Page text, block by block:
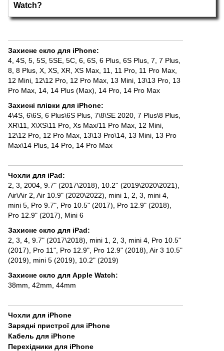
Watch?
Захисне скло для iPhone:
4, 4S 5, 5S, 5SE, 5С 6, 6S 6 Plus, 6S Plus 7 7 Plus
8 8 Plus X, XS XR XS Max 11 11 Pro 11 Pro Max
12 Mini 12\12 Pro 12 Pro Max 13 Mini 13\13 Pro 13
Pro Max 14 14 Plus (Max) 14 Pro 14 Pro Max
Захисні плівки для iPhone:
4\4S 6\6S 6 Plus\6S Plus 7\8\SE 2020 7 Plus\8 Plus
XR\11
X\XS\11 Pro Xs Max/11 Pro Max 12 Mini
12\12 Pro 12 Pro Max 13\13 Pro\14 13 Mini 13 Pro
Max\14 Plus 14 Pro 14 Pro Max
Чохли для iPad:
2, 3, 2004 9.7" (2017\2018) 10.2'' (2019\2020\2021)
Air\Air 2 Air 10.9" (2020\2022) mini 1, 2, 3 mini 4
mini 5 Pro 9.7" Pro 10.5" (2017) Pro 12.9" (2018)
Pro 12.9" (2017)
Mini 6
Захисне скло для iPad:
2, 3, 4 9.7" (2017\2018) mini 1, 2, 3 mini 4 Pro 10.5"
(2017)
Pro 11" Pro 12.9" Pro 12.9" (2018) Air 3 10.5"
(2019)
mini 5 (2019)
10.2" (2019)
Захисне скло для Apple Watch:
38mm 42mm 44mm
Чохли для iPhone
Зарядні пристрої для iPhone
Кабель для iPhone
Перехідники для iPhone